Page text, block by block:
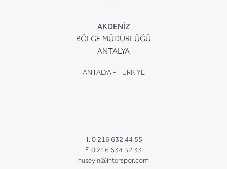
AKDENİZ
BÖLGE MÜDÜRLÜĞÜ
ANTALYA
ANTALYA - TÜRKİYE
T. 0 216 632 44 55
F. 0 216 634 32 33
huseyin@interspor.com